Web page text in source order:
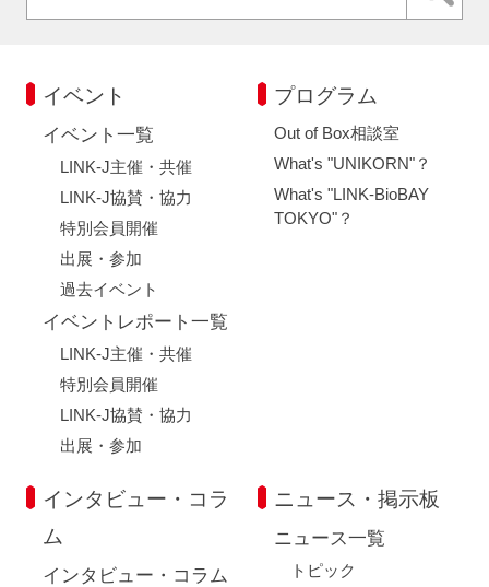
イベント
イベント一覧
LINK-J主催・共催
LINK-J協賛・協力
特別会員開催
出展・参加
過去イベント
イベントレポート一覧
LINK-J主催・共催
特別会員開催
LINK-J協賛・協力
出展・参加
プログラム
Out of Box相談室
What's "UNIKORN"？
What's "LINK-BioBAY
TOKYO"？
インタビュー・コラ
ム
インタビュー・コラム
ニュース・掲示板
ニュース一覧
トピック